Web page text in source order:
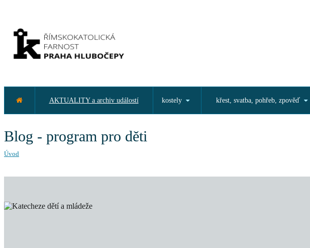
AKTUALITY a archiv událostí kostely křest, svatba, pohřeb, zpověď
Blog - program pro děti
Úvod